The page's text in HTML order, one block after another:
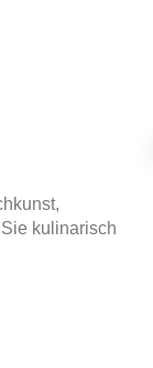
kulinarisch